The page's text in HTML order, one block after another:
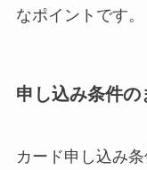
なポイントです。
申し込み条件の
カード申し込み